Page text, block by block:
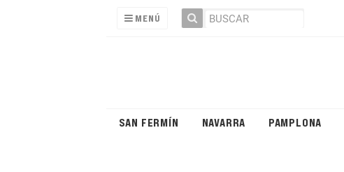
MENÚ
SAN FERMÍN NAVARRA PAMPLONA